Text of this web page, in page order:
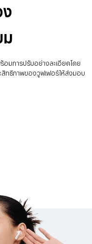
อมการปรับอย่างละเอียดโดย
ทธิภาพของวูฟเฟอร์ให้ส่งมอบ